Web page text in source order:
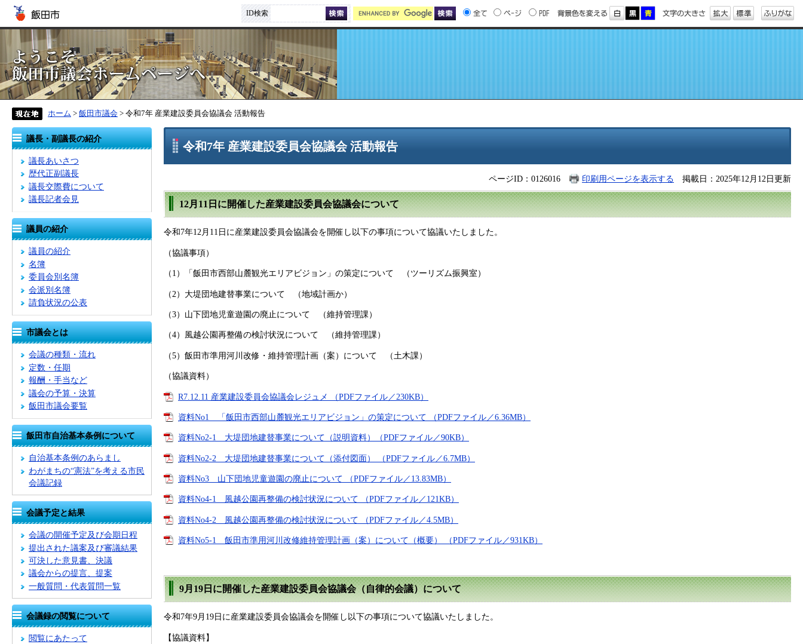
ID検索
ホーム > 飯田市議会 > 令和7年 産業建設委員会協議会 活動報告
議長・副議長の紹介
議長あいさつ
歴代正副議長
議長交際費について
議長記者会見
議員の紹介
議員の紹介
名簿
委員会別名簿
会派別名簿
請負状況の公表
市議会とは
会議の種類・流れ
定数・任期
報酬・手当など
議会の予算・決算
飯田市議会要覧
飯田市自治基本条例について
自治基本条例のあらまし
わがまちの“憲法”を考える市民
会議記録
会議予定と結果
会議の開催予定及び会期日程
提出された議案及び審議結果
可決した意見書、決議
議会からの提言、提案
一般質問・代表質問一覧
会議録の閲覧について
閲覧にあたって
令和7年 産業建設委員会協議会 活動報告
ページID：0126016 印刷用ページを表示する 掲載日：2025年12月12日更新
12月11日に開催した産業建設委員会協議会について
令和7年12月11日に産業建設委員会協議会を開催し以下の事項について協議いたしました。
（協議事項）
（1）「飯田市西部山麓観光エリアビジョン」の策定について （ツーリズム振興室）
（2）大堤団地建替事業について （地域計画か）
（3）山下団地児童遊園の廃止について （維持管理課）
（4）風越公園再整備の検討状況について （維持管理課）
（5）飯田市準用河川改修・維持管理計画（案）について （土木課）
（協議資料）
R7.12.11 産業建設委員会協議会レジュメ （PDFファイル／230KB）
資料No1 「飯田市西部山麓観光エリアビジョン」の策定について （PDFファイル／6.36MB）
資料No2-1 大堤団地建替事業について（説明資料）（PDFファイル／90KB）
資料No2-2 大堤団地建替事業について（添付図面） （PDFファイル／6.7MB）
資料No3 山下団地児童遊園の廃止について （PDFファイル／13.83MB）
資料No4-1 風越公園再整備の検討状況について （PDFファイル／121KB）
資料No4-2 風越公園再整備の検討状況について （PDFファイル／4.5MB）
資料No5-1 飯田市準用河川改修維持管理計画（案）について（概要） （PDFファイル／931KB）
9月19日に開催した産業建設委員会協議会（自律的会議）について
令和7年9月19日に産業建設委員会協議会を開催し以下の事項について協議いたしました。
【協議資料】